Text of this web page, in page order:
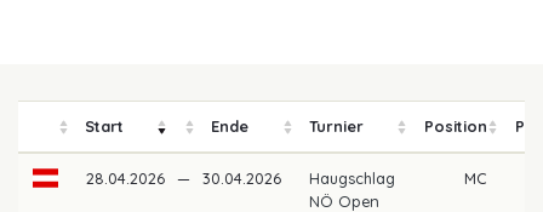
Start Ende Turnier Position
28.04.2026 — 30.04.2026
Haugschlag
NÖ Open
MC